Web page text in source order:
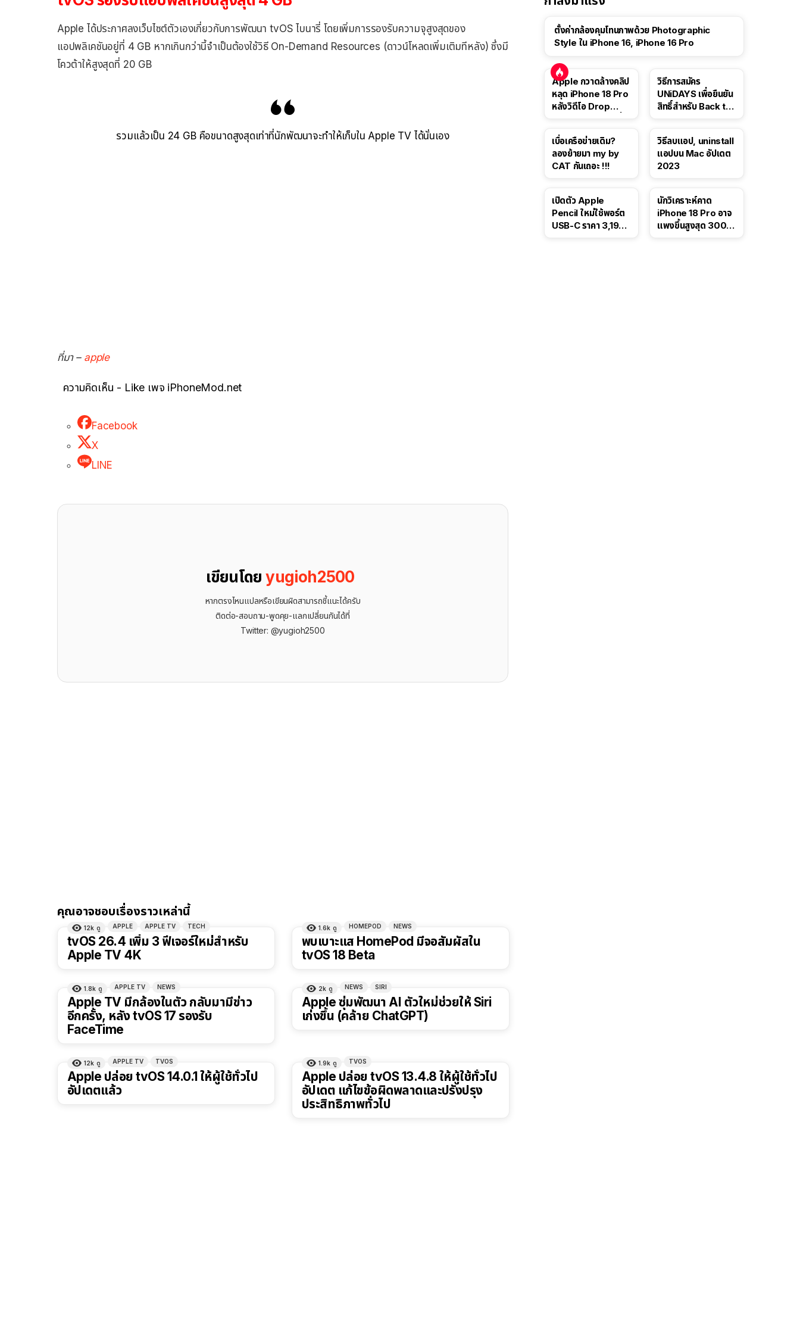
Apple ได้ประกาศลงเว็บไซต์ตัวเองเกี่ยวกับการพัฒนา tvOS ไบนารี่ โดยเพิ่มการรองรับความจุสูงสุดของ
แอปพลิเคชันอยู่ที่ 4 GB หากเกินกว่านี้จำเป็นต้องใช้วิธี On-Demand Resources (ดาวน์โหลดเพิ่มเติมทีหลัง) ซึ่งมี
โควต้าให้สูงสุดที่ 20 GB
รวมแล้วเป็น 24 GB คือขนาดสูงสุดเท่าที่นักพัฒนาจะทำให้เก็บใน Apple TV ได้นั่นเอง
ที่มา – apple
ความคิดเห็น - Like เพจ iPhoneMod.net
Facebook
X
LINE
เขียนโดยyugioh2500
หากตรงไหนแปลหรือเขียนผิดสามารถชี้แนะได้ครับ
ติดต่อ-สอบถาม-พูดคุย-แลกเปลี่ยนกันได้ที่
Twitter: @yugioh2500
คุณอาจชอบเรื่องราวเหล่านี้
12k ดู APPLE APPLE TV TECH
tvOS 26.4 เพิ่ม 3 ฟีเจอร์ใหม่สำหรับ
Apple TV 4K
1.6k ดู HOMEPOD NEWS
พบเบาะแส HomePod มีจอสัมผัสใน
tvOS 18 Beta
1.8k ดู APPLE TV NEWS
Apple TV มีกล้องในตัว กลับมามีข่าว
อีกครั้ง, หลัง tvOS 17 รองรับ
FaceTime
2k ดู NEWS SIRI
Apple ซุ่มพัฒนา AI ตัวใหม่ช่วยให้ Siri
เก่งขึ้น (คล้าย ChatGPT)
12k ดู APPLE TV TVOS
Apple ปล่อย tvOS 14.0.1 ให้ผู้ใช้ทั่วไป
อัปเดตแล้ว
1.9k ดู TVOS
Apple ปล่อย tvOS 13.4.8 ให้ผู้ใช้ทั่วไป
อัปเดต แก้ไขข้อผิดพลาดและปรังปรุง
ประสิทธิภาพทั่วไป
ตั้งค่ากล้องคุมโทนภาพด้วย Photographic
Style ใน iPhone 16, iPhone 16 Pro
Apple กวาดล้างคลิป
หลุด iPhone 18 Pro
หลังวิดีโอ Drop
วิธีการสมัคร
UNiDAYS เพื่อยืนยัน
สิทธิ์สำหรับ Back to
เบื่อเครือข่ายเดิม?
ลองย้ายมา my by
CAT กันเถอะ !!!
วิธีลบแอป, uninstall
แอปบน Mac อัปเดต
2023
เปิดตัว Apple
Pencil ใหม่ใช้พอร์ต
USB-C ราคา 3,190
นักวิเคราะห์คาด
iPhone 18 Pro อาจ
แพงขึ้นสูงสุด 300